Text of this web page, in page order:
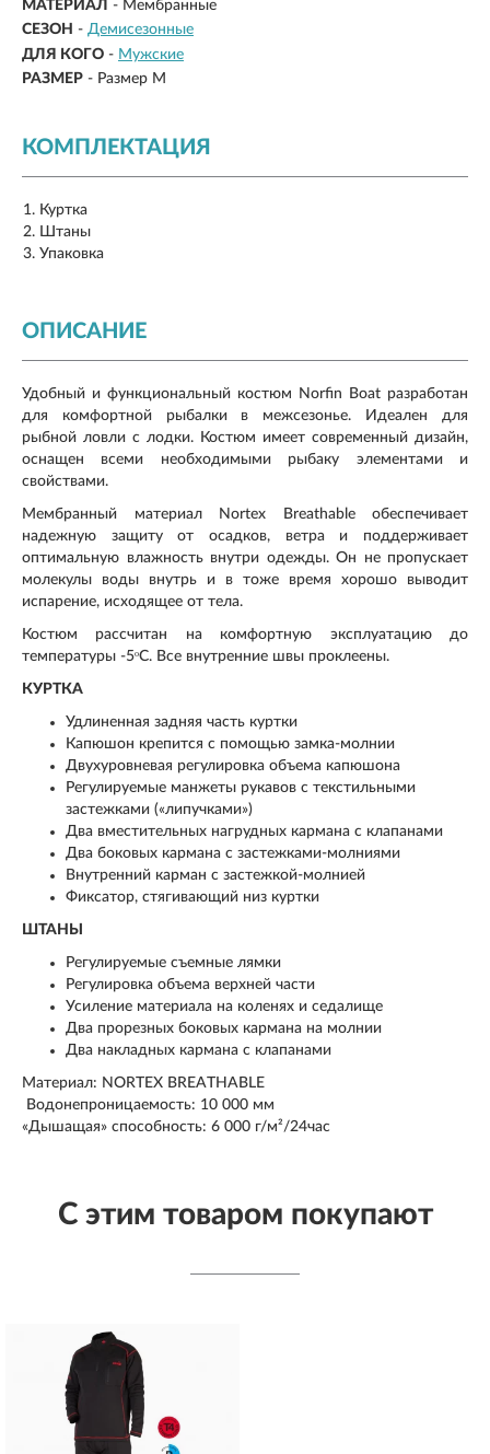
МАТЕРИАЛ - Мембранные
СЕЗОН - Демисезонные
ДЛЯ КОГО - Мужские
РАЗМЕР - Размер M
КОМПЛЕКТАЦИЯ
Куртка
Штаны
Упаковка
ОПИСАНИЕ
Удобный и функциональный костюм Norfin Boat разработан
для комфортной рыбалки в межсезонье. Идеален для
рыбной ловли с лодки. Костюм имеет современный дизайн,
оснащен всеми необходимыми рыбаку элементами и
свойствами.
Мембранный материал Nortex Breathable обеспечивает
надежную защиту от осадков, ветра и поддерживает
оптимальную влажность внутри одежды. Он не пропускает
молекулы воды внутрь и в тоже время хорошо выводит
испарение, исходящее от тела.
Костюм рассчитан на комфортную эксплуатацию до
температуры -5ᵒC. Все внутренние швы проклеены.
КУРТКА
Удлиненная задняя часть куртки
Капюшон крепится с помощью замка-молнии
Двухуровневая регулировка объема капюшона
Регулируемые манжеты рукавов с текстильными
застежками («липучками»)
Два вместительных нагрудных кармана с клапанами
Два боковых кармана с застежками-молниями
Внутренний карман с застежкой-молнией
Фиксатор, стягивающий низ куртки
ШТАНЫ
Регулируемые съемные лямки
Регулировка объема верхней части
Усиление материала на коленях и седалище
Два прорезных боковых кармана на молнии
Два накладных кармана с клапанами
Материал: NORTEX BREATHABLE
Водонепроницаемость: 10 000 мм
«Дышащая» способность: 6 000 г/м²/24час
С этим товаром покупают